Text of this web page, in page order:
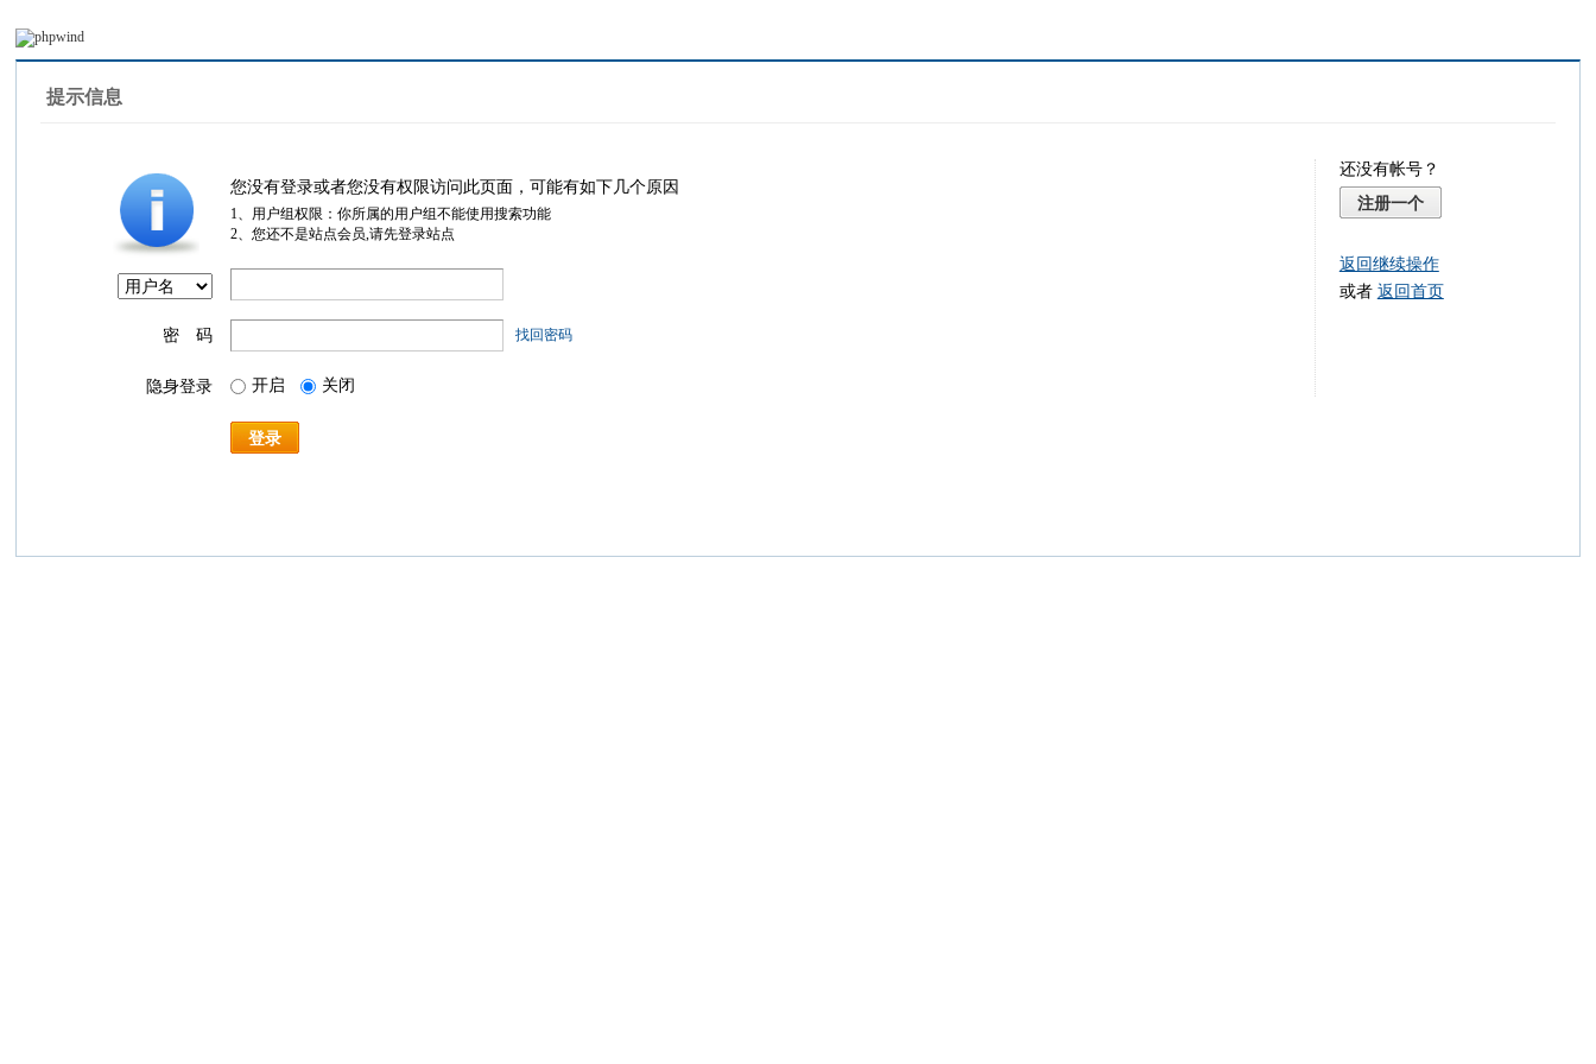
提示信息
您没有登录或者您没有权限访问此页面，可能有如下几个原因
1、用户组权限：你所属的用户组不能使用搜索功能
2、您还不是站点会员,请先登录站点
密 码 找回密码
隐身登录 开启 关闭
登录
还没有帐号？
注册一个
返回继续操作
或者 返回首页